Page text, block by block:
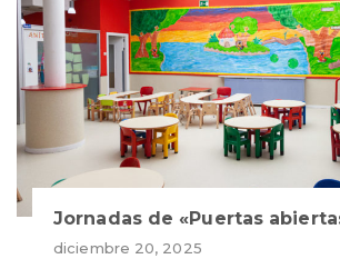
Jornadas de «Puertas
diciembre 20, 2025